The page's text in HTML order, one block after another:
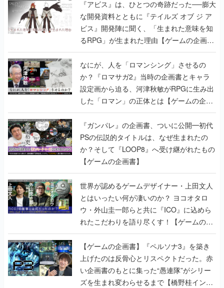
『アビス』は、ひとつの奇跡だった──膨大
な開発資料とともに『テイルズ オブ ジ ア
ビス』開発陣に聞く、「生まれた意味を知
るRPG」が生まれた理由【ゲームの企画
書】
なにが、人を「ロマンシング」させるの
か？『ロマサガ2』当時の企画書とキャラ
設定画から迫る、河津秋敏がRPGに生み出
した「ロマン」の正体とは【ゲームの企画
書】
『ガンパレ』の企画書、ついに公開━初代
PSの伝説的タイトルは、なぜ生まれたの
か？そして『LOOP8』へ受け継がれたもの
【ゲームの企画書】
世界が認めるゲームデザイナー・上田文人
とはいったい何が凄いのか？ ヨコオタロ
ウ・外山圭一郎らと共に『ICO』に込めら
れたこだわりを語り尽くす！【ゲームの企
画書】
【ゲームの企画書】『ペルソナ3』を築き
上げたのは反骨心とリスペクトだった。赤
い企画書のもとに集った“愚連隊”がシリー
ズを生まれ変わらせるまで【橋野桂インタ